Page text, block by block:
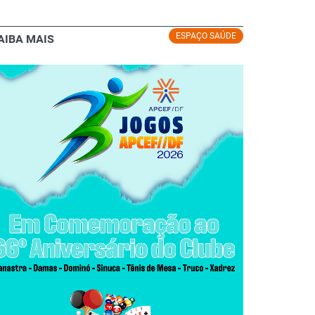
ESPAÇO SAÚDE
MAIS